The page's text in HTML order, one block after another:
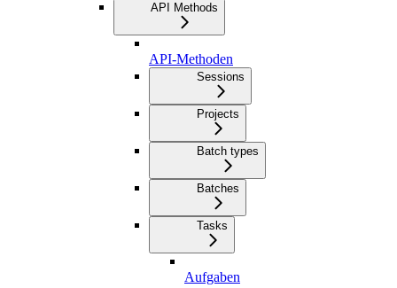
API Methods
API-Methoden
Sessions
Projects
Batch types
Batches
Tasks
Aufgaben